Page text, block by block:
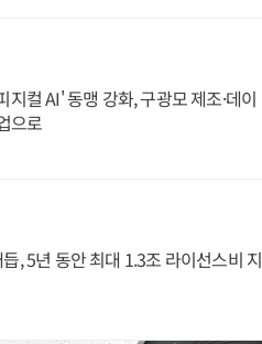
컬 AI' 동맹 강화, 구광모 제조·데이
으로
, 5년 동안 최대 1.3조 라이선스비 지